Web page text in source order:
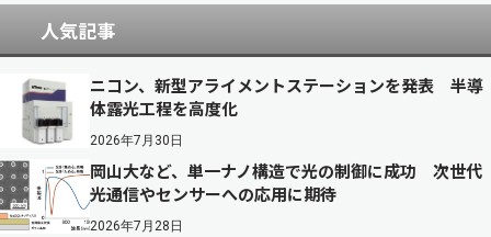
人気記事
ニコン、新型アライメントステーションを発表 半導
体露光工程を高度化
2026年7月30日
岡山大など、単一ナノ構造で光の制御に成功 次世代
光通信やセンサーへの応用に期待
2026年7月28日